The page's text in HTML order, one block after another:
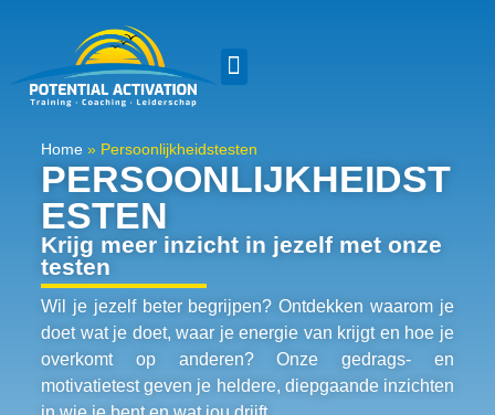
Home » Persoonlijkheidstesten
PERSOONLIJKHEIDST
ESTEN
Krijg meer inzicht in jezelf met onze
testen
Wil je jezelf beter begrijpen? Ontdekken waarom je
doet wat je doet, waar je energie van krijgt en hoe je
overkomt op anderen? Onze gedrags- en
motivatietest geven je heldere, diepgaande inzichten